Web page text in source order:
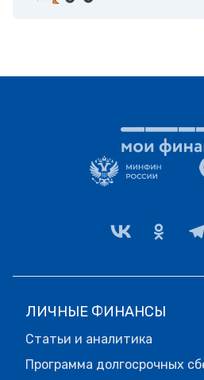
ЛИЧНЫЕ ФИНАНСЫ
Статьи и аналитика
Программа долгосрочных